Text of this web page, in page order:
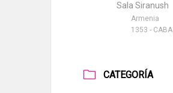
Sala Siranush
Armenia
1353 - CABA
CATEGORÍA